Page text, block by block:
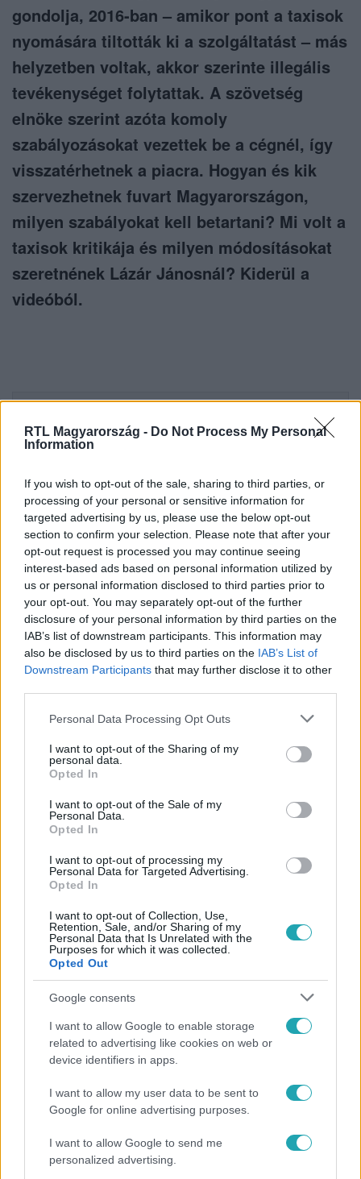
RTL Magyarország - Do Not Process My Personal
Information
If you wish to opt-out of the sale, sharing to third parties, or
processing of your personal or sensitive information for
targeted advertising by us, please use the below opt-out
section to confirm your selection. Please note that after your
opt-out request is processed you may continue seeing
interest-based ads based on personal information utilized by
us or personal information disclosed to third parties prior to
your opt-out. You may separately opt-out of the further
disclosure of your personal information by third parties on the
IAB’s list of downstream participants. This information may
also be disclosed by us to third parties on the IAB’s List of
Downstream Participants that may further disclose it to other
Please note that this website/app uses one or more Google
not limited to your visit or usage behaviour. You may click to
grant or deny consent to Google and its third-party tags to
use your data for below specified purposes in below Google
consent section.
Personal Data Processing Opt Outs
I want to opt-out of the Sharing of my
personal data.
Opted In
I want to opt-out of the Sale of my
Personal Data.
Opted In
I want to opt-out of processing my
Personal Data for Targeted Advertising.
Opted In
I want to opt-out of Collection, Use,
Retention, Sale, and/or Sharing of my
Personal Data that Is Unrelated with the
Purposes for which it was collected.
Opted Out
Google consents
I want to allow Google to enable storage
related to advertising like cookies on web or
device identifiers in apps.
I want to allow my user data to be sent to
Google for online advertising purposes.
I want to allow Google to send me
personalized advertising.
gondolja, 2016-ban – amikor pont a taxisok
nyomására tiltották ki a szolgáltatást – más
helyzetben voltak, akkor szerinte illegális
tevékenységet folytattak. A szövetség
elnöke szerint azóta komoly
szabályozásokat vezettek be a cégnél, így
visszatérhetnek a piacra. Hogyan és kik
szervezhetnek fuvart Magyarországon,
milyen szabályokat kell betartani? Mi volt a
taxisok kritikája és milyen módosításokat
szeretnének Lázár Jánosnál? Kiderül a
videóból.
legyen a Google-találatokban!
Kövess minket, és értesülj a friss hírekről a
Facebookon is!
REGGELI #RTL #ADÁSRÉSZLETEK VIDEÓ
ORSZÁGOS TAXIS SZÖVETSÉG # LÁZÁR JÁNOS
KRESZ
Népszerű